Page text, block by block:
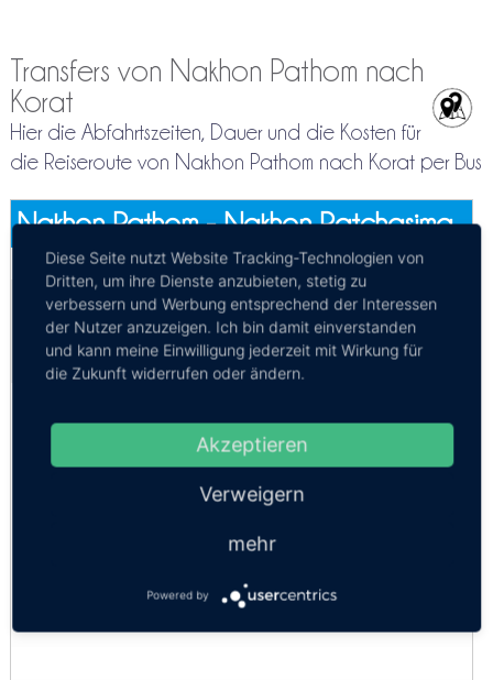
Transfers von Nakhon Pathom nach
Korat
Hier die Abfahrtszeiten, Dauer und die Kosten für
die Reiseroute von Nakhon Pathom nach Korat per Bus
Nakhon Pathom - Nakhon Ratchasima
Mehr Infos / Tickets
Privattransfer Nakhon Pathom - Nakhon
Ratchasima
Kosten:EUR 109.21–215.19 Dauer:4h 30m – 5h
Diese Seite nutzt Website Tracking-Technologien von
Dritten, um ihre Dienste anzubieten, stetig zu
verbessern und Werbung entsprechend der Interessen
der Nutzer anzuzeigen. Ich bin damit einverstanden
und kann meine Einwilligung jederzeit mit Wirkung für
die Zukunft widerrufen oder ändern.
Akzeptieren
Verweigern
mehr
Powered by